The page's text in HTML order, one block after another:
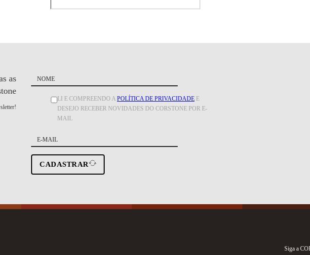
as
LI E COMPREENDO A POLÍTICA DE PRIVACIDADE E
DESEJO RECEBER NOVIDADES DO CORSTONE POR E-
MAIL
CADASTRAR
Siga a